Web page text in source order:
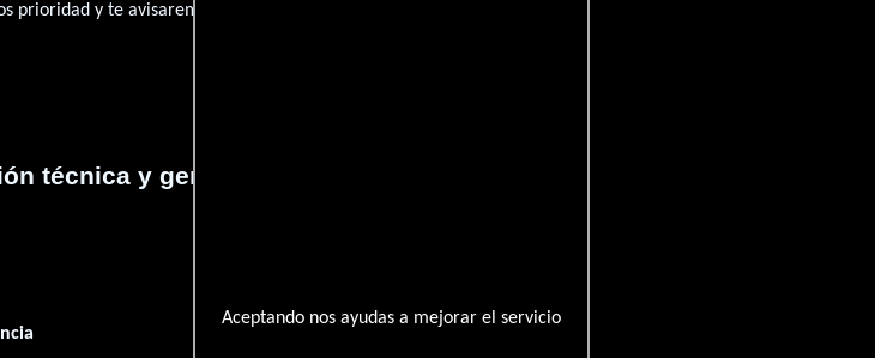
Aceptando nos ayudas a mejorar el servicio
prioridad y te avisaremos cuando se encuentre disponible
técnica y general